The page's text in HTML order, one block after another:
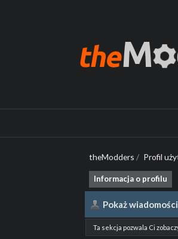
theModders / Profil
Informacja o profilu
Pokaż wiadomości
Ta sekcja pozwala Ci